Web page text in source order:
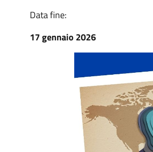
Data fine:
17 gennaio 2026